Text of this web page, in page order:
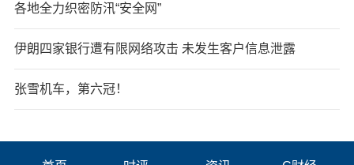
各地全力织密防汛“安全网”
伊朗四家银行遭有限网络攻击 未发生客户信息泄露
张雪机车，第六冠！